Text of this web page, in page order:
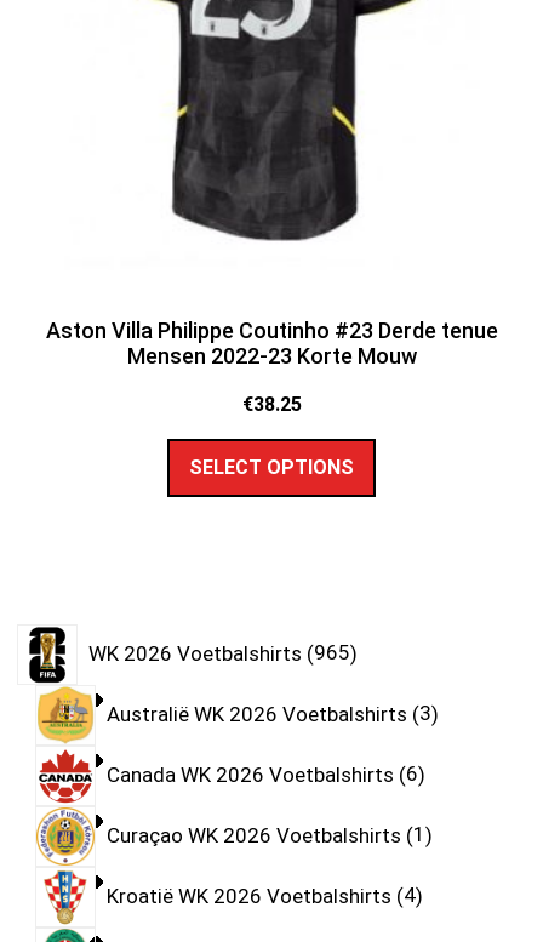
Aston Villa Philippe Coutinho #23 Derde tenue
Mensen 2022-23 Korte Mouw
€38.25
SELECT OPTIONS
WK 2026 Voetbalshirts 965
Australië WK 2026 Voetbalshirts 3
Canada WK 2026 Voetbalshirts 6
Curaçao WK 2026 Voetbalshirts 1
Kroatië WK 2026 Voetbalshirts 4